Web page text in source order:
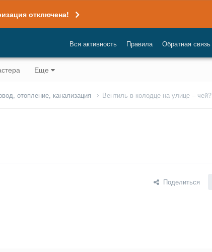
отключена!
Вся активность Правила Обратная связь
Еще
отопление, канализация Вентиль в колодце на улице – чей?
Поделиться